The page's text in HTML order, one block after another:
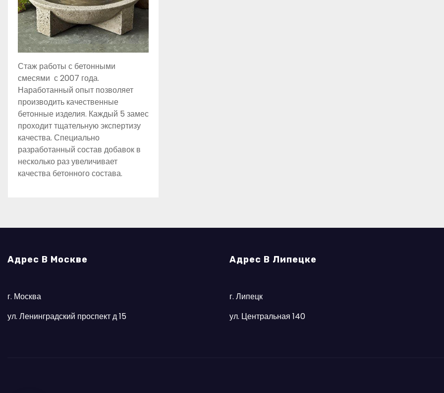
Стаж работы с бетонными
смесями с 2007 года.
Наработанный опыт позволяет
производить качественные
бетонные изделия. Каждый 5 замес
проходит тщательную экспертизу
качества. Специально
разработанный состав добавок в
несколько раз увеличивает
качества бетонного состава.
Адрес В Москве
г. Москва
ул. Ленинградский проспект д 15
Адрес В Липецке
г. Липецк
ул. Центральная 140